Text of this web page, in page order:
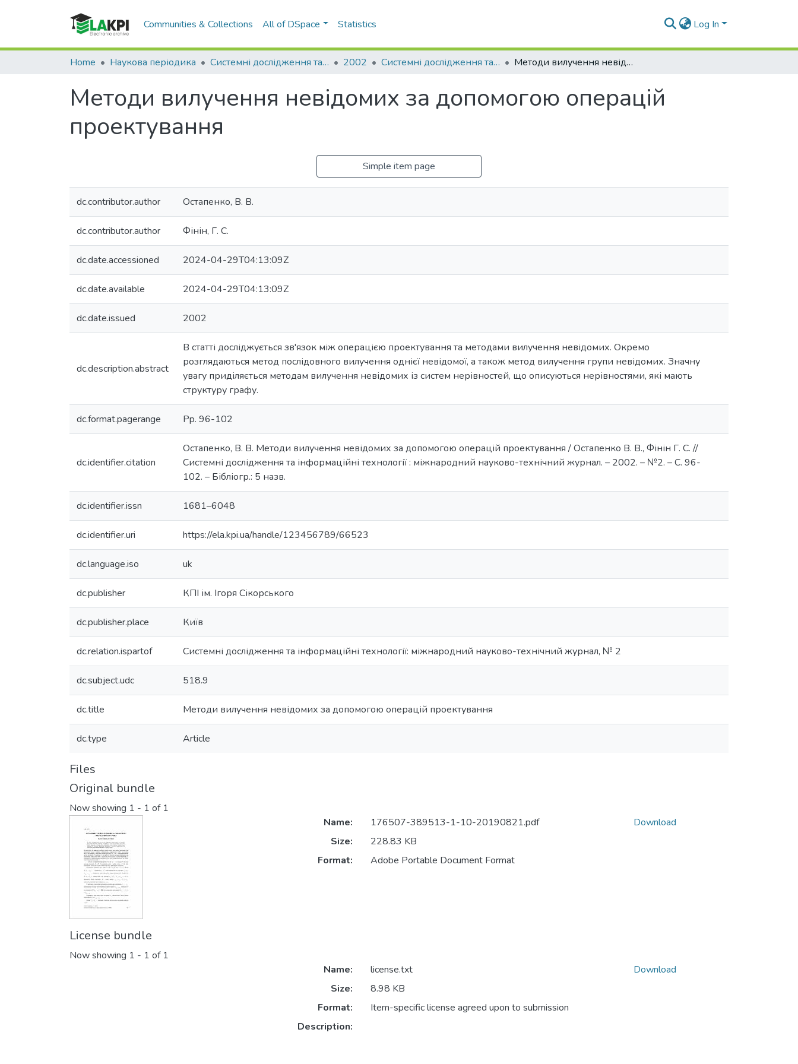
Communities & Collections All of DSpace Statistics Log In
Home Наукова періодика Системні дослідження та інформаційні технології 2002 Системні дослідження та інформаційні технології: міжнародний науково-технічний журнал, № 2 Методи вилучення невідомих за допомогою операцій проектування
Методи вилучення невідомих за допомогою операцій
проектування
Simple item page
dc.contributor.author Остапенко, В. В.
dc.contributor.author Фінін, Г. С.
dc.date.accessioned 2024-04-29T04:13:09Z
dc.date.available 2024-04-29T04:13:09Z
dc.date.issued 2002
dc.description.abstract
В статті досліджується зв'язок між операцією проектування та методами вилучення невідомих. Окремо
розглядаються метод послідовного вилучення однієї невідомої, а також метод вилучення групи невідомих. Значну
увагу приділяється методам вилучення невідомих із систем нерівностей, що описуються нерівностями, які мають
структуру графу.
dc.format.pagerange Pp. 96-102
dc.identifier.citation
Остапенко, В. В. Методи вилучення невідомих за допомогою операцій проектування / Остапенко В. В., Фінін Г. С. //
Системні дослідження та інформаційні технології : міжнародний науково-технічний журнал. – 2002. – №2. – С. 96-
102. – Бібліогр.: 5 назв.
dc.identifier.issn 1681–6048
dc.identifier.uri https://ela.kpi.ua/handle/123456789/66523
dc.language.iso uk
dc.publisher КПІ ім. Ігоря Сікорського
dc.publisher.place Київ
dc.relation.ispartof Системні дослідження та інформаційні технології: міжнародний науково-технічний журнал, № 2
dc.subject.udc 518.9
dc.title Методи вилучення невідомих за допомогою операцій проектування
dc.type Article
Files
Original bundle
Now showing 1 - 1 of 1
Name:
176507-389513-1-10-20190821.pdf
Size:
228.83 KB
Format:
Adobe Portable Document Format
Download
License bundle
Now showing 1 - 1 of 1
Name:
license.txt
Size:
8.98 KB
Format:
Item-specific license agreed upon to submission
Description:
Download